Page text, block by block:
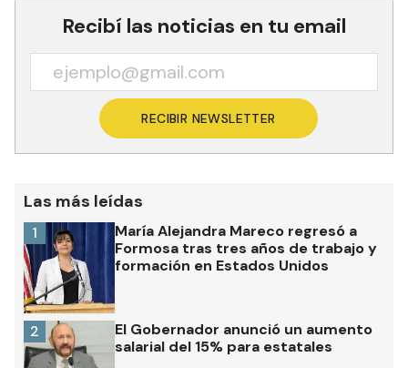
Recibí las noticias en tu email
RECIBIR NEWSLETTER
Las más leídas
María Alejandra Mareco regresó a
Formosa tras tres años de trabajo y
formación en Estados Unidos
1
El Gobernador anunció un aumento
salarial del 15% para estatales
2